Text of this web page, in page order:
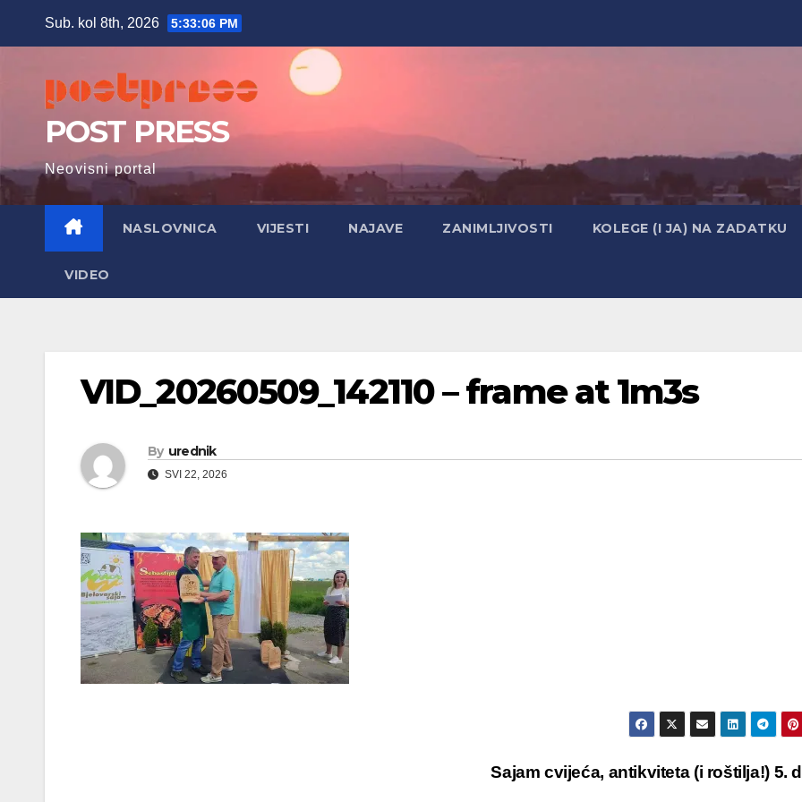
Sub. kol 8th, 2026 5:33:07 PM
POST PRESS
Neovisni portal
NASLOVNICA VIJESTI NAJAVE ZANIMLJIVOSTI KOLEGE (I JA) NA ZADATKU
VIDEO
VID_20260509_142110 – frame at 1m3s
By urednik
SVI 22, 2026
Sajam cvijeća, antikviteta (i roštilja!) 5.